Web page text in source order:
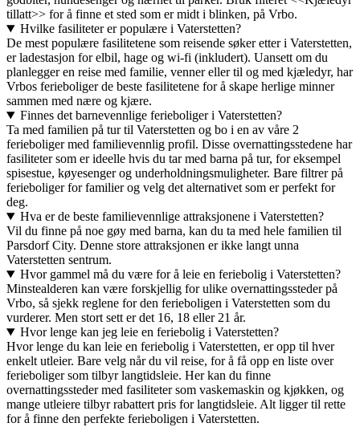
tillatt>> for å finne et sted som er midt i blinken, på Vrbo.
Hvilke fasiliteter er populære i Vaterstetten?
De mest populære fasilitetene som reisende søker etter i Vaterstetten,
er ladestasjon for elbil, hage og wi-fi (inkludert). Uansett om du
planlegger en reise med familie, venner eller til og med kjæledyr, har
Vrbos ferieboliger de beste fasilitetene for å skape herlige minner
sammen med nære og kjære.
Finnes det barnevennlige ferieboliger i Vaterstetten?
Ta med familien på tur til Vaterstetten og bo i en av våre 2
ferieboliger med familievennlig profil. Disse overnattingsstedene har
fasiliteter som er ideelle hvis du tar med barna på tur, for eksempel
spisestue, køyesenger og underholdningsmuligheter. Bare filtrer på
ferieboliger for familier og velg det alternativet som er perfekt for
deg.
Hva er de beste familievennlige attraksjonene i Vaterstetten?
Vil du finne på noe gøy med barna, kan du ta med hele familien til
Parsdorf City. Denne store attraksjonen er ikke langt unna
Vaterstetten sentrum.
Hvor gammel må du være for å leie en feriebolig i Vaterstetten?
Minstealderen kan være forskjellig for ulike overnattingssteder på
Vrbo, så sjekk reglene for den ferieboligen i Vaterstetten som du
vurderer. Men stort sett er det 16, 18 eller 21 år.
Hvor lenge kan jeg leie en feriebolig i Vaterstetten?
Hvor lenge du kan leie en feriebolig i Vaterstetten, er opp til hver
enkelt utleier. Bare velg når du vil reise, for å få opp en liste over
ferieboliger som tilbyr langtidsleie. Her kan du finne
overnattingssteder med fasiliteter som vaskemaskin og kjøkken, og
mange utleiere tilbyr rabattert pris for langtidsleie. Alt ligger til rette
for å finne den perfekte ferieboligen i Vaterstetten.